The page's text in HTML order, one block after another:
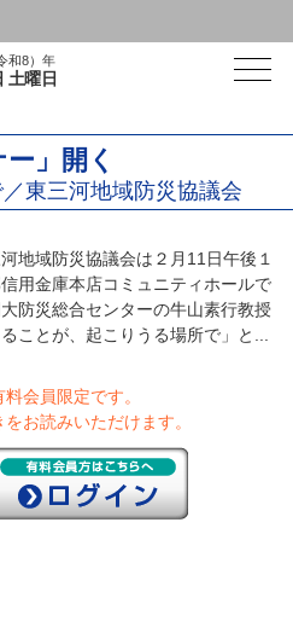
和8）年
土曜日
」開く
東三河地域防災協議会
地域防災協議会は２月11日午後１
用金庫本店コミュニティホールで
防災総合センターの牛山素行教授
ことが、起こりうる場所で」と...
会員限定です。
お読みいただけます。